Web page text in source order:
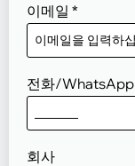
이메일 *
전화/WhatsApp
회사